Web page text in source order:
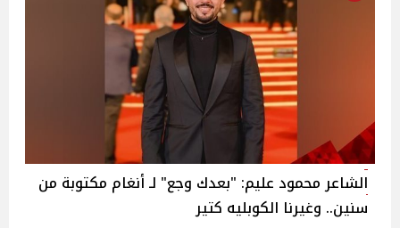
الشاعر محمود عليم: "بعدك وجع" لـ أنغام مكتوبة من
سنين.. وغيرنا الكوبليه كتير